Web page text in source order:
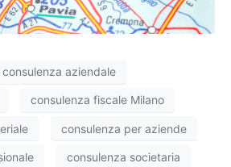
consulenza aziendale
consulenza fiscale Milano
consulenza per aziende
consulenza societaria